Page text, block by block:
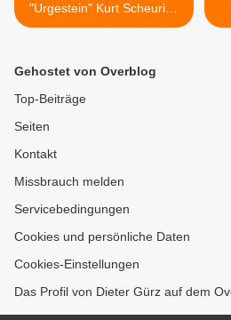
"Urgestein" Kurt Scheuring
feierte am 28.8. seinen 80.
Gehostet von Overblog
Top-Beiträge
Seiten
Kontakt
Missbrauch melden
Servicebedingungen
Cookies und persönliche Daten
Cookies-Einstellungen
Das Profil von Dieter Gürz auf dem